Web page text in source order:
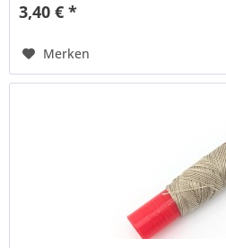
3,40 € *
Merken